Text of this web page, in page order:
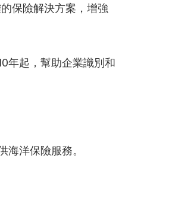
保險解決方案，增強
年起，幫助企業識別和
海洋保險服務。